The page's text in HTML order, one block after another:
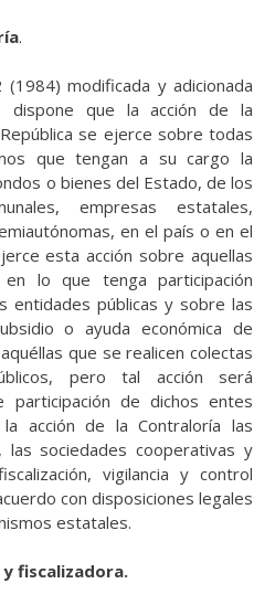
.
modificada y adicionada
que la acción de la
se ejerce sobre todas
que tengan a su cargo la
o bienes del Estado, de los
empresas estatales,
en el país o en el
esta acción sobre aquellas
lo que tenga participación
entidades públicas y sobre las
o ayuda económica de
que se realicen colectas
pero tal acción será
participación de dichos entes
acción de la Contraloría las
las sociedades cooperativas y
vigilancia y control
con disposiciones legales
estatales.
fiscalizadora.